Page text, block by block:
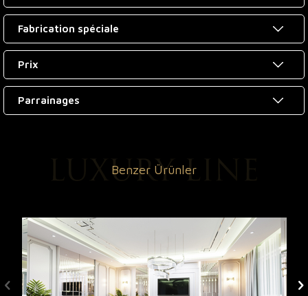
Fabrication spéciale
Prix
Parrainages
Benzer Ürünler